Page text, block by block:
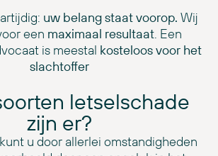
uw belang staat voorop. Wij
een maximaal resultaat. Een
is meestal kosteloos voor het
slachtoffer
letselschade
zijn er?
u door allerlei omstandigheden